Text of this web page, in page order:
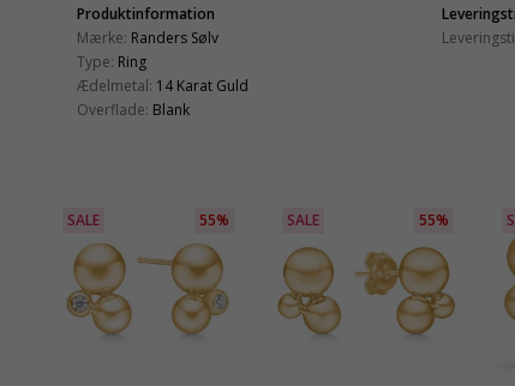
Produktinformation
Mærke: Randers Sølv
Type: Ring
Ædelmetal: 14 Karat Guld
Overflade: Blank
SALE 55% SALE 55%